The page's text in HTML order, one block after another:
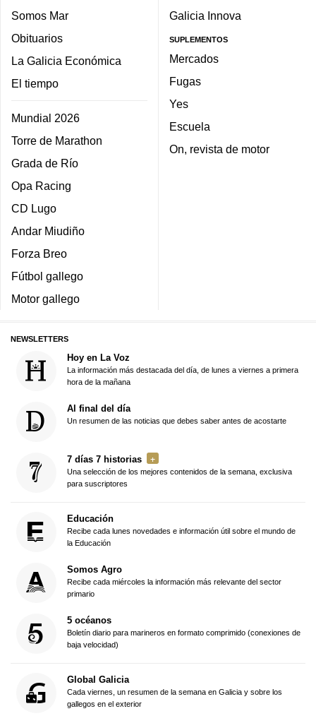
Somos Mar
Obituarios
La Galicia Económica
El tiempo
Mundial 2026
Torre de Marathon
Grada de Río
Opa Racing
CD Lugo
Andar Miudiño
Forza Breo
Fútbol gallego
Motor gallego
Galicia Innova
SUPLEMENTOS
Mercados
Fugas
Yes
Escuela
On, revista de motor
NEWSLETTERS
Hoy en La Voz
La información más destacada del día, de lunes a viernes a primera
hora de la mañana
Al final del día
Un resumen de las noticias que debes saber antes de acostarte
7 días 7 historias
Una selección de los mejores contenidos de la semana, exclusiva
para suscriptores
Educación
Recibe cada lunes novedades e información útil sobre el mundo de
la Educación
Somos Agro
Recibe cada miércoles la información más relevante del sector
primario
5 océanos
Boletín diario para marineros en formato comprimido (conexiones de
baja velocidad)
Global Galicia
Cada viernes, un resumen de la semana en Galicia y sobre los
gallegos en el exterior